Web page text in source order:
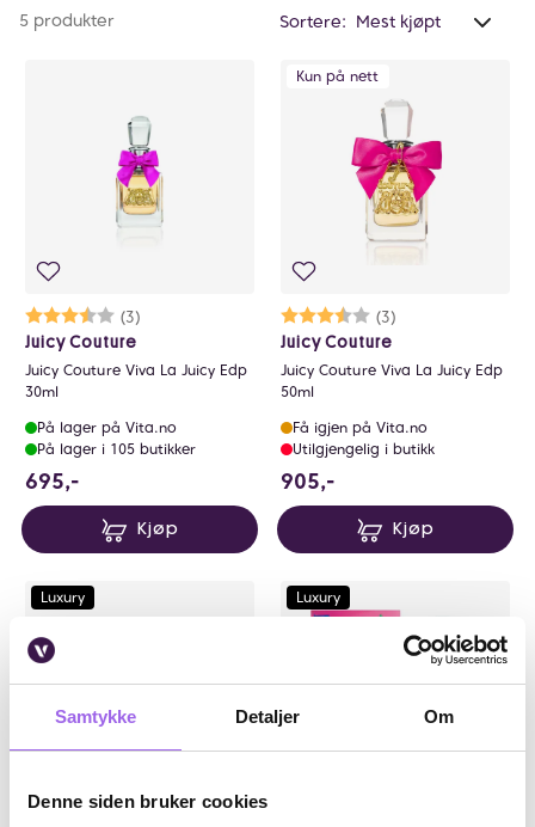
Samtykke Detaljer Om
Denne siden bruker cookies
5 produkter Sortere:
Karakter:
(3)
3.7 av 5 mulige
Juicy Couture
Juicy Couture Viva La Juicy Edp
30ml
På lager på Vita.no
På lager i 105 butikker
695,-
Kjøp
Kun på nett
Karakter:
(3)
3.7 av 5 mulige
Juicy Couture
Juicy Couture Viva La Juicy Edp
50ml
Få igjen på Vita.no
Utilgjengelig i butikk
905,-
Kjøp
Luxury Luxury